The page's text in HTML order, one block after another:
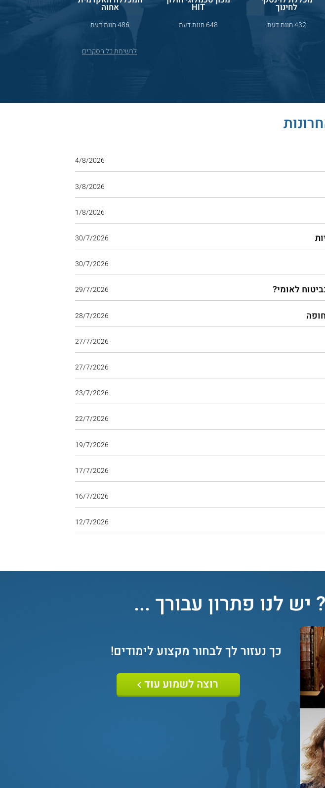
לחינוך
432 חוות דעת
HIT
648 חוות דעת
אחוה
486 חוות דעת
לרשימת כל הסקרים
4/8/2026
3/8/2026
1/8/2026
30/7/2026
30/7/2026
לאומי? 29/7/2026
28/7/2026
27/7/2026
27/7/2026
23/7/2026
22/7/2026
19/7/2026
17/7/2026
16/7/2026
12/7/2026
לנו פתרון עבורך ...
כך נעזור לך לבחור מקצוע לימודים!
רוצה לשמוע עוד